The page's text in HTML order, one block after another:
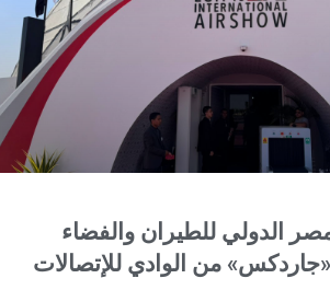
الدولي للطيران والفضاء